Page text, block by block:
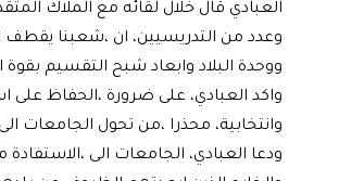
العبادي قال خلال لقائه مع الملاك
وعدد من التدريسيين، ان ،شعبنا يقطف
ووحدة البلاد وابعاد شبح التقسيم بقوة
واكد العبادي، على ضرورة ،الحفاظ على
وانتخابية، محذرا ،من تحول الجامعات
ودعا العبادي، الجامعات الى